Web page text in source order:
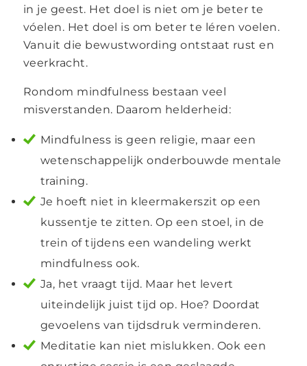
in je geest. Het doel is niet om je beter te
vóelen. Het doel is om beter te léren voelen.
Vanuit die bewustwording ontstaat rust en
veerkracht.
Rondom mindfulness bestaan veel
misverstanden. Daarom helderheid:
Mindfulness is geen religie, maar een
wetenschappelijk onderbouwde mentale
training.
Je hoeft niet in kleermakerszit op een
kussentje te zitten. Op een stoel, in de
trein of tijdens een wandeling werkt
mindfulness ook.
Ja, het vraagt tijd. Maar het levert
uiteindelijk juist tijd op. Hoe? Doordat
gevoelens van tijdsdruk verminderen.
Meditatie kan niet mislukken. Ook een